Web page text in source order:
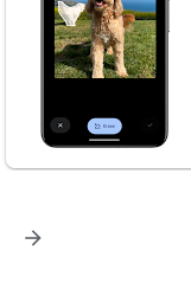
arrow_forward